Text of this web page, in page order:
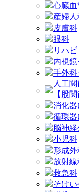
心臓
産婦
皮膚科
眼科
リハ
内視
手外
人工
【股
消化
循環
脳神
小児科
形成外
放射
救急科
そけ